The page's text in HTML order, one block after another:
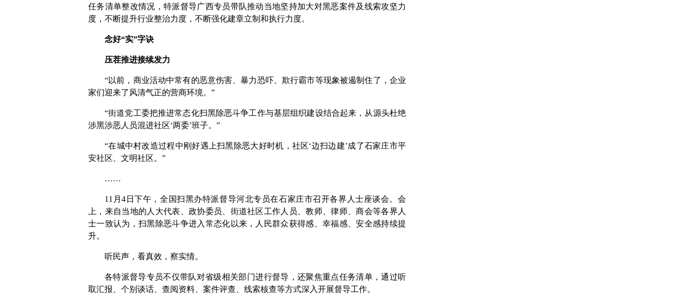
任务清单整改情况，特派督导广西专员带队推动当地坚持加大对黑恶案件及线索攻坚力
度，不断提升行业整治力度，不断强化建章立制和执行力度。
念好“实”字诀
压茬推进接续发力
“以前，商业活动中常有的恶意伤害、暴力恐吓、欺行霸市等现象被遏制住了，企业
家们迎来了风清气正的营商环境。”
“街道党工委把推进常态化扫黑除恶斗争工作与基层组织建设结合起来，从源头杜绝
涉黑涉恶人员混进社区‘两委’班子。”
“在城中村改造过程中刚好遇上扫黑除恶大好时机，社区‘边扫边建’成了石家庄市平
安社区、文明社区。”
……
11月4日下午，全国扫黑办特派督导河北专员在石家庄市召开各界人士座谈会。会
上，来自当地的人大代表、政协委员、街道社区工作人员、教师、律师、商会等各界人
士一致认为，扫黑除恶斗争进入常态化以来，人民群众获得感、幸福感、安全感持续提
升。
听民声，看真效，察实情。
各特派督导专员不仅带队对省级相关部门进行督导，还聚焦重点任务清单，通过听
取汇报、个别谈话、查阅资料、案件评查、线索核查等方式深入开展督导工作。